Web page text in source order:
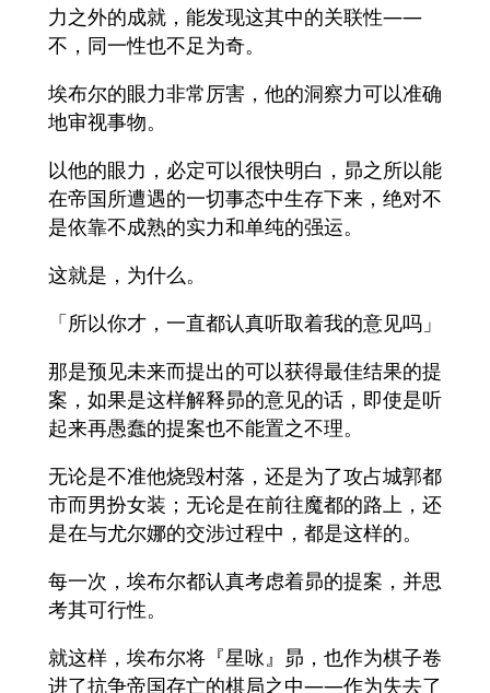
力之外的成就，能发现这其中的关联性——
不，同一性也不足为奇。
埃布尔的眼力非常厉害，他的洞察力可以准确
地审视事物。
以他的眼力，必定可以很快明白，昴之所以能
在帝国所遭遇的一切事态中生存下来，绝对不
是依靠不成熟的实力和单纯的强运。
这就是，为什么。
「所以你才，一直都认真听取着我的意见吗」
那是预见未来而提出的可以获得最佳结果的提
案，如果是这样解释昴的意见的话，即使是听
起来再愚蠢的提案也不能置之不理。
无论是不准他烧毁村落，还是为了攻占城郭都
市而男扮女装；无论是在前往魔都的路上，还
是在与尤尔娜的交涉过程中，都是这样的。
每一次，埃布尔都认真考虑着昴的提案，并思
考其可行性。
就这样，埃布尔将『星咏』昴，也作为棋子卷
进了抗争帝国存亡的棋局之中——作为失去了